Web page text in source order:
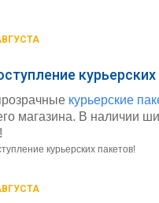
курьерские
магазина. В наличии